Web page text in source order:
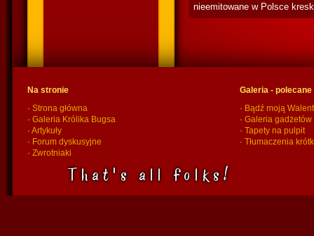
nieemitowane w Polsce
Na stronie
· Strona główna
· Galeria Królika Bugsa
· Artykuły
· Forum dyskusyjne
· Zwrotniaki
Galeria -
· Bądź moją
·Galeria
·Tapety na pulpit
·Tłumaczenia